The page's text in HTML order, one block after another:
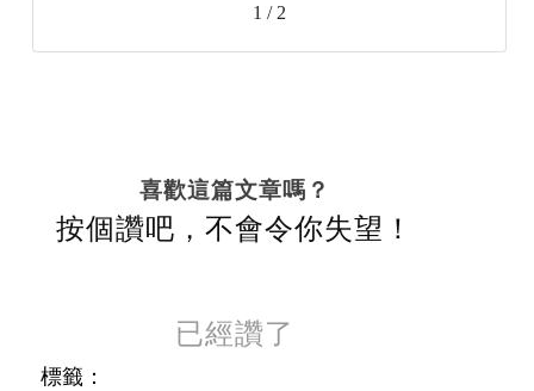
1 / 2
喜歡這篇文章嗎？
按個讚吧，不會令你失望！
已經讚了
標籤：